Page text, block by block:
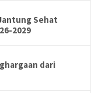
Sehat
2029
dari